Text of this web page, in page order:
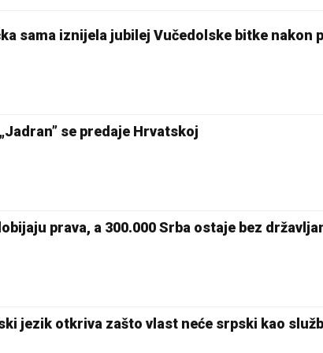
sama iznijela jubilej Vučedolske bitke nakon
se predaje Hrvatskoj
prava, a 300.000 Srba ostaje bez
jezik otkriva zašto vlast neće srpski kao